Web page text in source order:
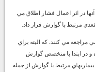
در اثر اعمال فشار اطلاق مي
مرتبط با گوارش قرار داد.
مراجعه مي كنند. كه البته براي
و در ابتدا با متخصص گوارش
مرتبط با گوارش از جمله